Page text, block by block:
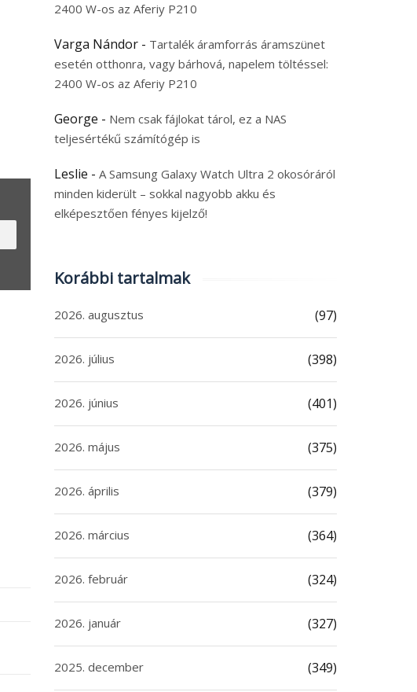
2400 W-os az Aferiy P210
Varga Nándor - Tartalék áramforrás áramszünet
esetén otthonra, vagy bárhová, napelem töltéssel:
2400 W-os az Aferiy P210
George - Nem csak fájlokat tárol, ez a NAS
teljesértékű számítógép is
Leslie - A Samsung Galaxy Watch Ultra 2 okosóráról
minden kiderült – sokkal nagyobb akku és
elképesztően fényes kijelző!
Korábbi tartalmak
2026. augusztus (97)
2026. július (398)
2026. június (401)
2026. május (375)
2026. április (379)
2026. március (364)
2026. február (324)
2026. január (327)
2025. december (349)